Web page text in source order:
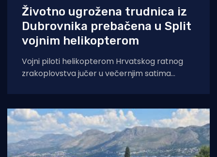
Životno ugrožena trudnica iz
Dubrovnika prebačena u Split
vojnim helikopterom
Vojni piloti helikopterom Hrvatskog ratnog
zrakoplovstva jučer u večernjim satima